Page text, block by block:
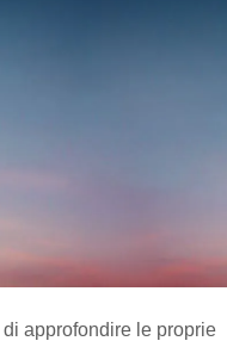
approfondire le proprie